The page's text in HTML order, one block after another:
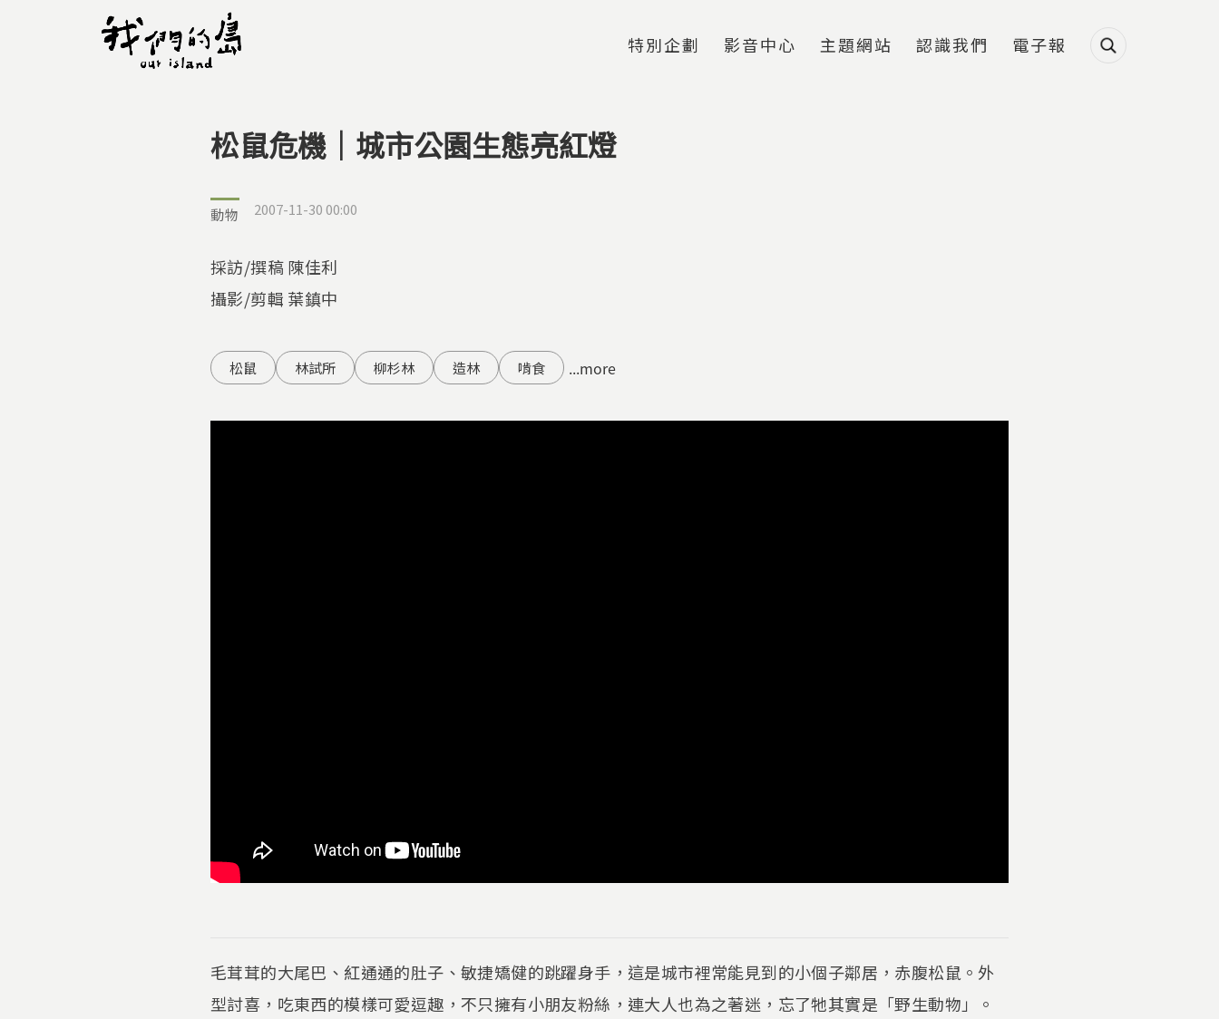
特別企劃 影音中心 主題網站 認識我們 電子報
您在這裡
松鼠危機｜城市公園生態亮紅燈
動物 2007-11-30 00:00
採訪/撰稿 陳佳利
攝影/剪輯 葉鎮中
松鼠 林試所 柳杉林 造林 啃食 ...more
毛茸茸的大尾巴、紅通通的肚子、敏捷矯健的跳躍身手，這是城市裡常能見到的小個子鄰居，赤腹松鼠。外
型討喜，吃東西的模樣可愛逗趣，不只擁有小朋友粉絲，連大人也為之著迷，忘了牠其實是「野生動物」。